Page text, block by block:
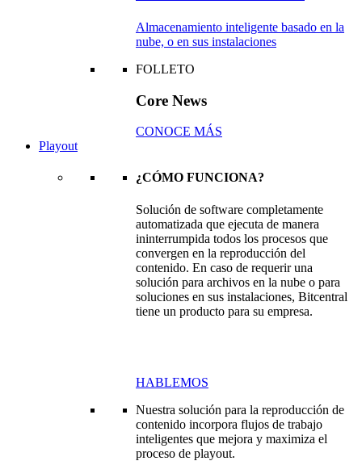
Almacenamiento inteligente basado en la
nube, o en sus instalaciones
FOLLETO
Core News
CONOCE MÁS
Playout
¿CÓMO FUNCIONA?
Solución de software completamente
automatizada que ejecuta de manera
ininterrumpida todos los procesos que
convergen en la reproducción del
contenido. En caso de requerir una
solución para archivos en la nube o para
soluciones en sus instalaciones, Bitcentral
tiene un producto para su empresa.
HABLEMOS
Nuestra solución para la reproducción de
contenido incorpora flujos de trabajo
inteligentes que mejora y maximiza el
proceso de playout.